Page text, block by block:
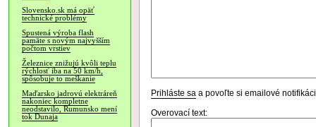
Slovensko.sk má opäť
technické problémy
Spustená výroba flash
pamäte s novým najvyšším
počtom vrstiev
Železnice znižujú kvôli teplu
rýchlosť iba na 50 km/h,
spôsobuje to meškanie
Maďarsko jadrovú elektráreň
nakoniec kompletne
neodstavilo, Rumunsko mení
tok Dunaja
Prihláste sa a povoľte si emailové
Overovací text: